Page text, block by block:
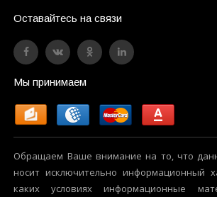
Оставайтесь на связи
Мы принимаем
Обращаем Ваше внимание на то, что
носит исключительно информационный
каких условиях информационные